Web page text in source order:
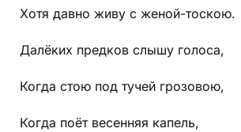
Хотя давно живу с женой-тоскою.
Далёких предков слышу голоса,
Когда стою под тучей грозовою,
Когда поёт весенняя капель,